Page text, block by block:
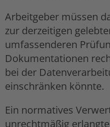
Arbeitgeber müssen
zur derzeitigen
umfassenderen
Dokumentationen
bei der
einschränken könnte.
Ein normatives
unrechtmäßig